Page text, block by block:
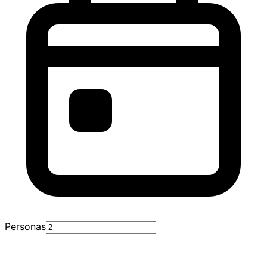
Personas